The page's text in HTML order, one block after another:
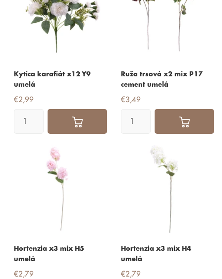
Kytica karafiát x12 Y9
umelá
€2,99
Ruža trsová x2 mix P17
cement umelá
€3,49
Hortenzia x3 mix H5
umelá
€2,79
Hortenzia x3 mix H4
umelá
€2,79